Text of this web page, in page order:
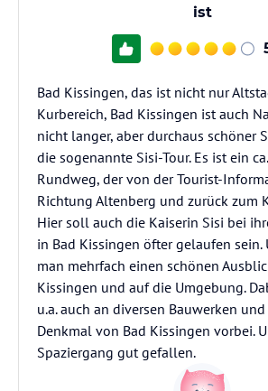
ist
Bad Kissingen, das ist nicht nur
Kurbereich, Bad Kissingen ist auch
nicht langer, aber durchaus schöner
die sogenannte Sisi-Tour. Es ist ein
Rundweg, der von der Tourist-
Richtung Altenberg und zurück zum
Hier soll auch die Kaiserin Sisi bei
in Bad Kissingen öfter gelaufen sein.
man mehrfach einen schönen
Kissingen und auf die Umgebung.
u.a. auch an diversen Bauwerken
Denkmal von Bad Kissingen vorbei.
Spaziergang gut gefallen.